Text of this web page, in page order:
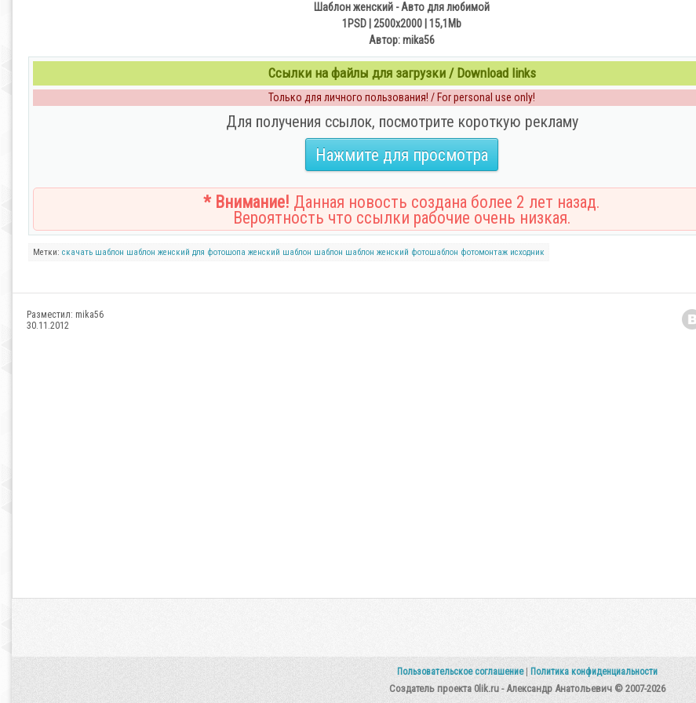
Шаблон женский - Авто для любимой
1PSD | 2500х2000 | 15,1Mb
Автор: mika56
Ссылки на файлы для загрузки / Download links
Только для личного пользования! / For personal use only!
Для получения ссылок, посмотрите короткую рекламу
Нажмите для просмотра
* Внимание! Данная новость создана более 2 лет назад.
Вероятность что ссылки рабочие очень низкая.
Метки: скачать шаблон шаблон женский для фотошопа женский шаблон шаблон шаблон женский фотошаблон фотомонтаж исходник
Разместил: mika56
30.11.2012
Пользовательское соглашение Политика конфиденциальности
Создатель проекта 0lik.ru - Александр Анатольевич © 2007-2026